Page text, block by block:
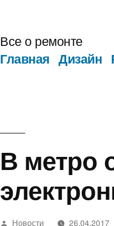
Все о ремонте
Главная Дизайн
В метро
Написано
Новости 26.04.2017